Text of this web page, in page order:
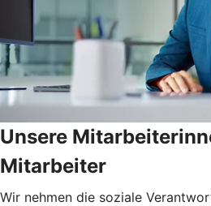
Unsere
Mitarbeiter
Wir nehmen die soziale